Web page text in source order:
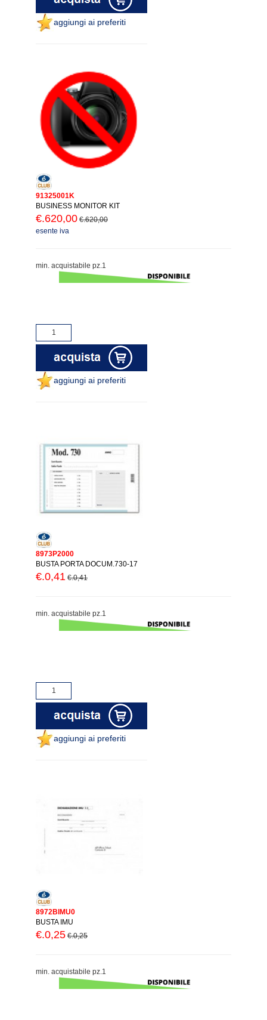
aggiungi ai preferiti
91325001K
BUSINESS MONITOR KIT
€.620,00 €.620,00
esente iva
min. acquistabile pz.1
aggiungi ai preferiti
8973P2000
BUSTA PORTA DOCUM.730-17
€.0,41 €.0,41
min. acquistabile pz.1
aggiungi ai preferiti
8972BIMU0
BUSTA IMU
€.0,25 €.0,25
min. acquistabile pz.1